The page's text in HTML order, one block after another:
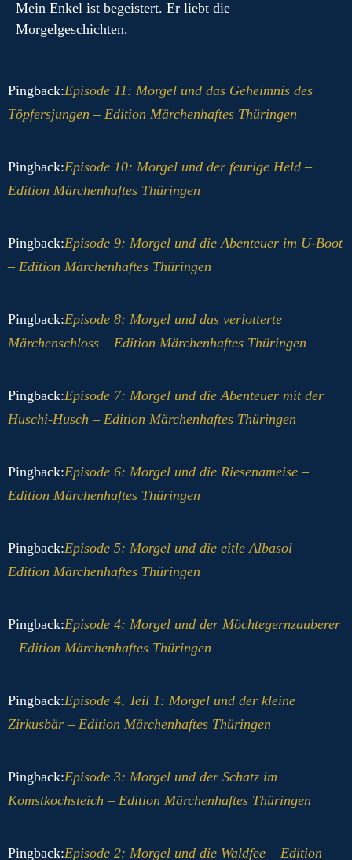
Mein Enkel ist begeistert. Er liebt die
Morgelgeschichten.
Pingback:Episode 11: Morgel und das Geheimnis des
Töpfersjungen – Edition Märchenhaftes Thüringen
Pingback:Episode 10: Morgel und der feurige Held –
Edition Märchenhaftes Thüringen
Pingback:Episode 9: Morgel und die Abenteuer im U-Boot
– Edition Märchenhaftes Thüringen
Pingback:Episode 8: Morgel und das verlotterte
Märchenschloss – Edition Märchenhaftes Thüringen
Pingback:Episode 7: Morgel und die Abenteuer mit der
Huschi-Husch – Edition Märchenhaftes Thüringen
Pingback:Episode 6: Morgel und die Riesenameise –
Edition Märchenhaftes Thüringen
Pingback:Episode 5: Morgel und die eitle Albasol –
Edition Märchenhaftes Thüringen
Pingback:Episode 4: Morgel und der Möchtegernzauberer
– Edition Märchenhaftes Thüringen
Pingback:Episode 4, Teil 1: Morgel und der kleine
Zirkusbär – Edition Märchenhaftes Thüringen
Pingback:Episode 3: Morgel und der Schatz im
Komstkochsteich – Edition Märchenhaftes Thüringen
Pingback:Episode 2: Morgel und die Waldfee – Edition